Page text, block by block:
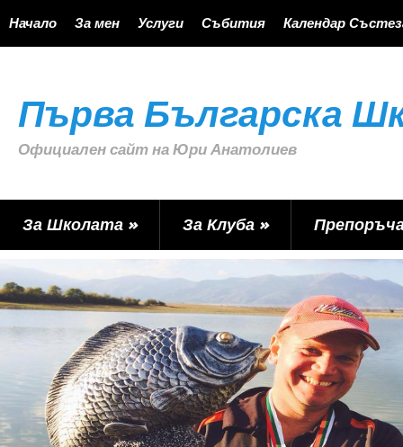
Начало За мен Услуги Събития Календар
Първа Българска
Официален сайт на Юри Анатолиев
За Школата » За Клуба »